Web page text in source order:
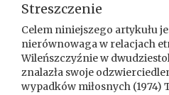
Streszczenie
Celem niniejszego artykułu
nierównowaga w relacjach
Wileńszczyźnie w
znalazła swoje
wypadków miłosnych (1974)